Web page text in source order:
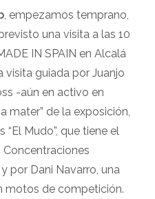
, empezamos temprano,
una visita a las 10
IN SPAIN en Alcalá
visita guiada por Juanjo
-aún en activo en
mater” de la exposición,
Mudo”, que tiene el
por Dani Navarro, una
motos de competición.